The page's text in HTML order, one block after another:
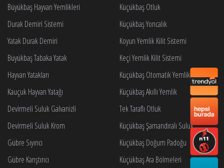
Büyükbaş Hayvan Yemlikleri
Durak Demiri Sistemi
Yatak Durak Demiri
Büyükbaş Tabaka Yatak
Hayvan Yatakları
Kauçuk Hayvan Yatağı
Devirmeli Suluk Galvanizli
Devirmeli Suluk Krom
Gübre Sıyırıcı
Gübre Karıştırıcı
Küçükbaş Otluk
Küçükbaş Yoncalık
Koyun Yemlik Kilit Sistemi
Keçi Yemlik Kilit Sistemi
Küçükbaş Otomatik Yemlik Kilidi
Küçükbaş Akıllı Yemlik
Tek Taraflı Otluk
Küçükbaş Şamandıralı Suluk
Küçükbaş Doğum Padoğu
Küçükbaş Ara Bölmeleri